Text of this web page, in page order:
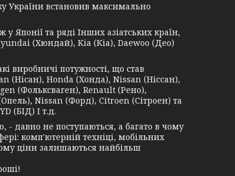
України встановив максимально
та ряді Інших азіатських країн,
(Хюндай), Kia (Кіа), Daewoo (Део)
потужності, що став
(Нісан), Honda (Хонда), Nissan (Ніссан),
(Фольксваген), Renault (Рено),
Nissan (Форд), Citroen (Сітроен) та
(БІД) І т.д.
давно не поступаються, а багато в чому
комп'ютерній техніці, мобільних
ціни залишаються найбільш